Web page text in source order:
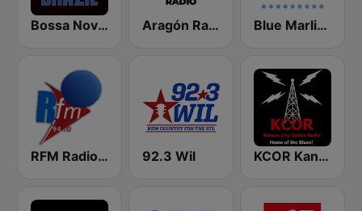
Bossa Nova Brazil Aragón Radio Blue Marlin Ibiza Radio
RFM Radio Futurs Medias 94.0 FM 92.3 Wil KCOR Kansas City Online Radio